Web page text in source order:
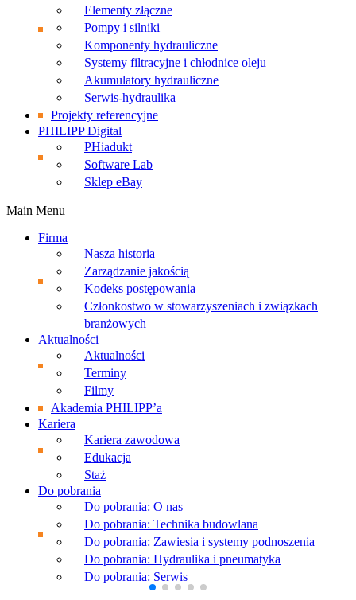
Elementy złączne
Pompy i silniki
Komponenty hydrauliczne
Systemy filtracyjne i chłodnice oleju
Akumulatory hydrauliczne
Serwis-hydraulika
Projekty referencyjne
PHILIPP Digital
PHiadukt
Software Lab
Sklep eBay
Main Menu
Firma
Nasza historia
Zarządzanie jakością
Kodeks postępowania
Członkostwo w stowarzyszeniach i związkach
branżowych
Aktualności
Aktualności
Terminy
Filmy
Akademia PHILIPP’a
Kariera
Kariera zawodowa
Edukacja
Staż
Do pobrania
Do pobrania: O nas
Do pobrania: Technika budowlana
Do pobrania: Zawiesia i systemy podnoszenia
Do pobrania: Hydraulika i pneumatyka
Do pobrania: Serwis